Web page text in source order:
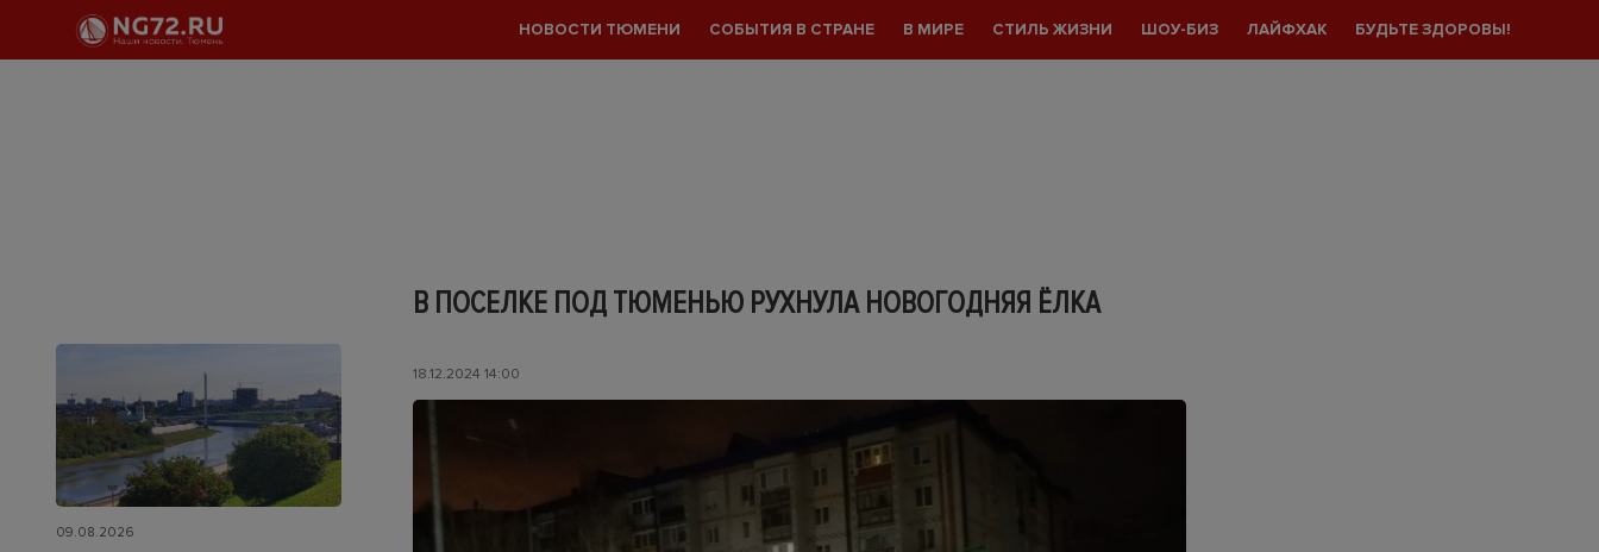
НОВОСТИ ТЮМЕНИ СОБЫТИЯ В СТРАНЕ В МИРЕ СТИЛЬ ЖИЗНИ ШОУ-БИЗ ЛАЙФХАК БУДЬТЕ ЗДОРОВЫ!
В ПОСЕЛКЕ ПОД ТЮМЕНЬЮ РУХНУЛА НОВОГОДНЯЯ ЁЛКА
18.12.2024 14:00
09.08.2026